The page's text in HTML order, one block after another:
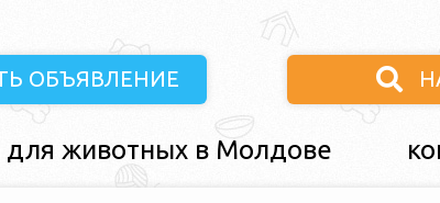
ОБЪЯВЛЕНИЕ
животных в Молдове